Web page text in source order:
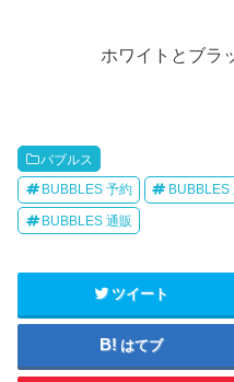
ホワイトとブラ
バブルス
BUBBLES 予約 BUBBLES
BUBBLES 通販
ツイート
はてブ